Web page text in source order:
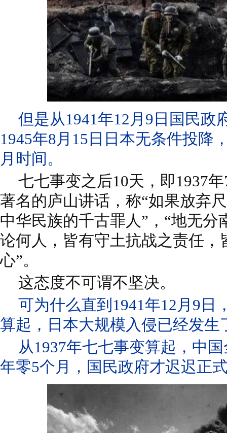
但是从1941年12月9日国民政
1945年8月15日日本无条件投降
月时间。
七七事变之后10天，即1937
著名的庐山讲话，称“如果放弃
中华民族的千古罪人”，“地无分
论何人，皆有守土抗战之责任，
心”。
这态度不可谓不坚决。
可为什么直到1941年12月9日
算起，日本大规模入侵已经发生
从1937年七七事变算起，中
年零5个月，国民政府才迟迟正